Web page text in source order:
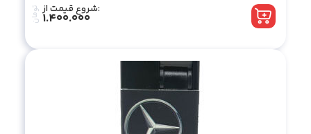
شروع قیمت از: تومان 1.400.000